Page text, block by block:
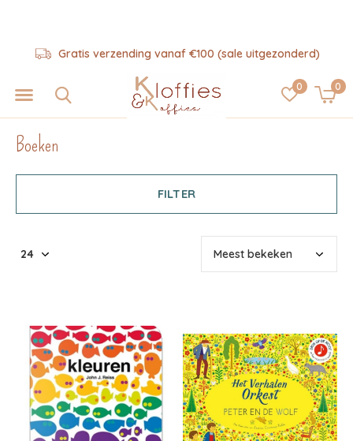
0 0
Hulp nodig? 06-57325343
Boeken
FILTER